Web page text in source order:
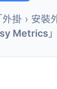
› 安裝外
Metrics